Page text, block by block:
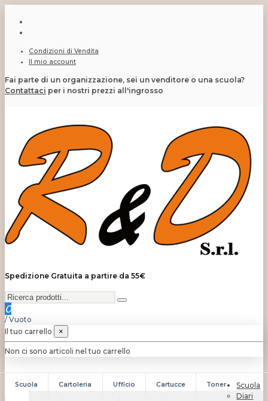
Condizioni di Vendita
Il mio account
Fai parte di un organizzazione, sei un venditore o una scuola?
Contattaci per i nostri prezzi all'ingrosso
Spedizione Gratuita a partire da 55€
0
/ Vuoto
Il tuo carrello
×
Non ci sono articoli nel tuo carrello
Scuola Cartoleria Ufficio Cartucce Toner
Scuola
Diari